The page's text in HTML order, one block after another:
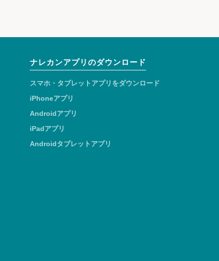
ナレカンアプリのダウンロード
スマホ・タブレットアプリをダウンロード
iPhoneアプリ
Androidアプリ
iPadアプリ
Androidタブレットアプリ